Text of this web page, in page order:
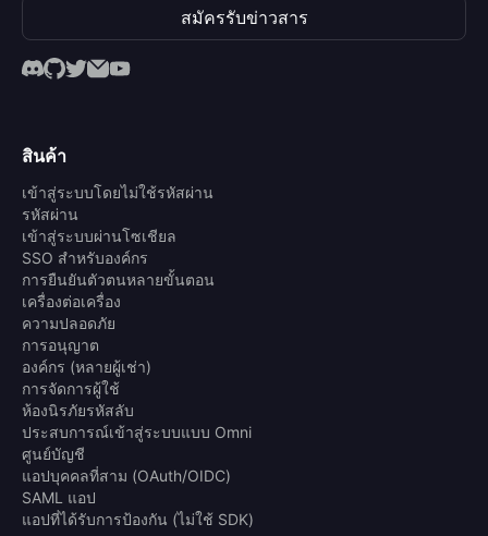
สมัครรับข่าวสาร
สินค้า
เข้าสู่ระบบโดยไม่ใช้รหัสผ่าน
รหัสผ่าน
เข้าสู่ระบบผ่านโซเชียล
SSO สำหรับองค์กร
การยืนยันตัวตนหลายขั้นตอน
เครื่องต่อเครื่อง
ความปลอดภัย
การอนุญาต
องค์กร (หลายผู้เช่า)
การจัดการผู้ใช้
ห้องนิรภัยรหัสลับ
ประสบการณ์เข้าสู่ระบบแบบ Omni
ศูนย์บัญชี
แอปบุคคลที่สาม (OAuth/OIDC)
SAML แอป
แอปที่ได้รับการป้องกัน (ไม่ใช้ SDK)